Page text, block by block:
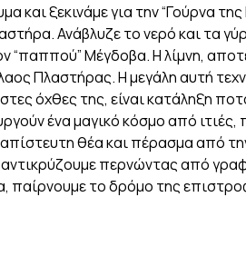
και ξεκινάμε για την “Γούρνα
Ανάβλυζε το νερό και τα
“παππού” Μέγδοβα. Η λίμνη,
Πλαστήρας. Η μεγάλη αυτή
όχθες της, είναι κατάληξη
ένα μαγικό κόσμο από
θέα και πέρασμα από
περνώντας από
παίρνουμε το δρόμο της